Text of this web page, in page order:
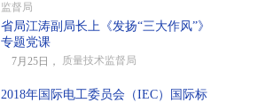
监督局
省局江涛副局长上《发扬“三大作风”》
专题党课
7月25日， 质量技术监督局
2018年国际电工委员会（IEC）国际标